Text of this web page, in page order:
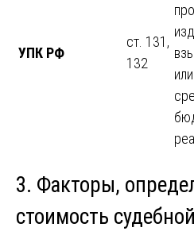
УПК РФ
ст. 131,
132
3. Факторы,
стоимость судебной